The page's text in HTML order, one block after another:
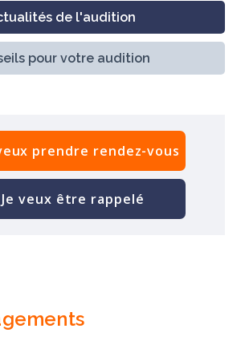
de l'audition
pour votre audition
prendre rendez-vous
Je veux être rappelé